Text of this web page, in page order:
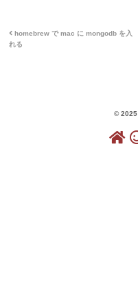
homebrew で mac に mongodb を入
れる
© 2025